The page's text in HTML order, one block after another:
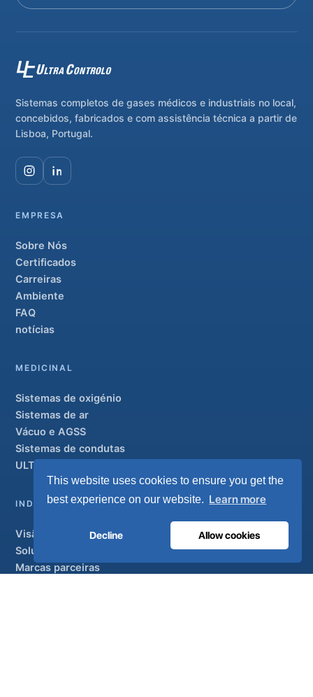
This website uses cookies to ensure you get the
best experience on our website. Learn more
Decline Allow cookies
Sistemas completos de gases médicos e industriais no local,
concebidos, fabricados e com assistência técnica a partir de
Lisboa, Portugal.
EMPRESA
Sobre Nós
Certificados
Carreiras
Ambiente
FAQ
notícias
MEDICINAL
Sistemas de oxigénio
Sistemas de ar
Vácuo e AGSS
Sistemas de condutas
ULTRAOX
INDUSTRIAL
Visão geral
Soluções
Marcas parceiras